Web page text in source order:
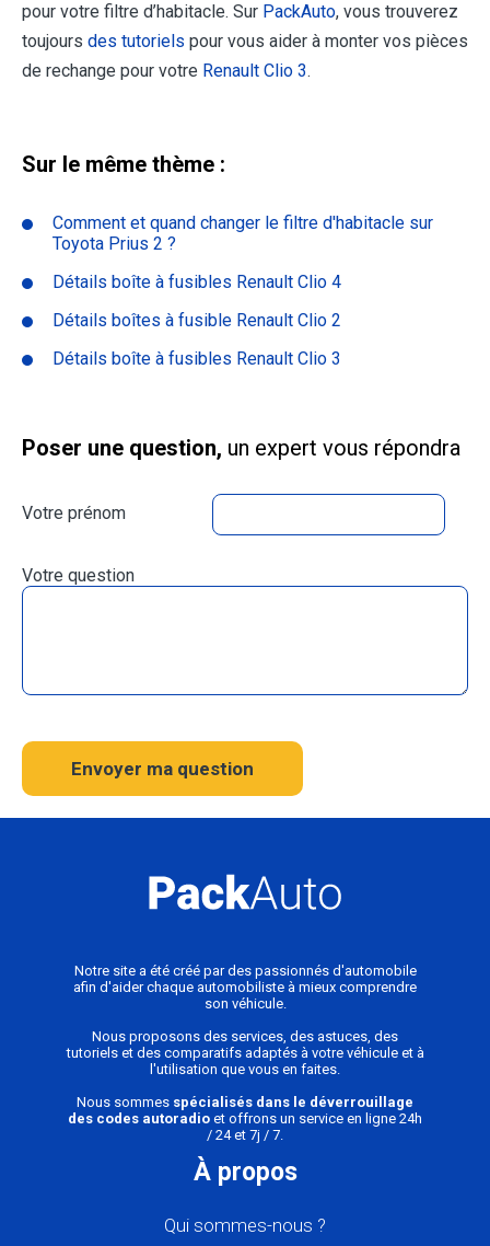
pour votre filtre d’habitacle. Sur PackAuto, vous trouverez
toujours des tutoriels pour vous aider à monter vos pièces
de rechange pour votre Renault Clio 3.
Sur le même thème :
Comment et quand changer le filtre d'habitacle sur
Toyota Prius 2 ?
Détails boîte à fusibles Renault Clio 4
Détails boîtes à fusible Renault Clio 2
Détails boîte à fusibles Renault Clio 3
Poser une question, un expert vous répondra
Votre prénom
Votre question
Envoyer ma question
Notre site a été créé par des passionnés d'automobile
afin d'aider chaque automobiliste à mieux comprendre
son véhicule.
Nous proposons des services, des astuces, des
tutoriels et des comparatifs adaptés à votre véhicule et à
l'utilisation que vous en faites.
Nous sommes spécialisés dans le déverrouillage
des codes autoradio et offrons un service en ligne 24h
/ 24 et 7j / 7.
À propos
Qui sommes-nous ?